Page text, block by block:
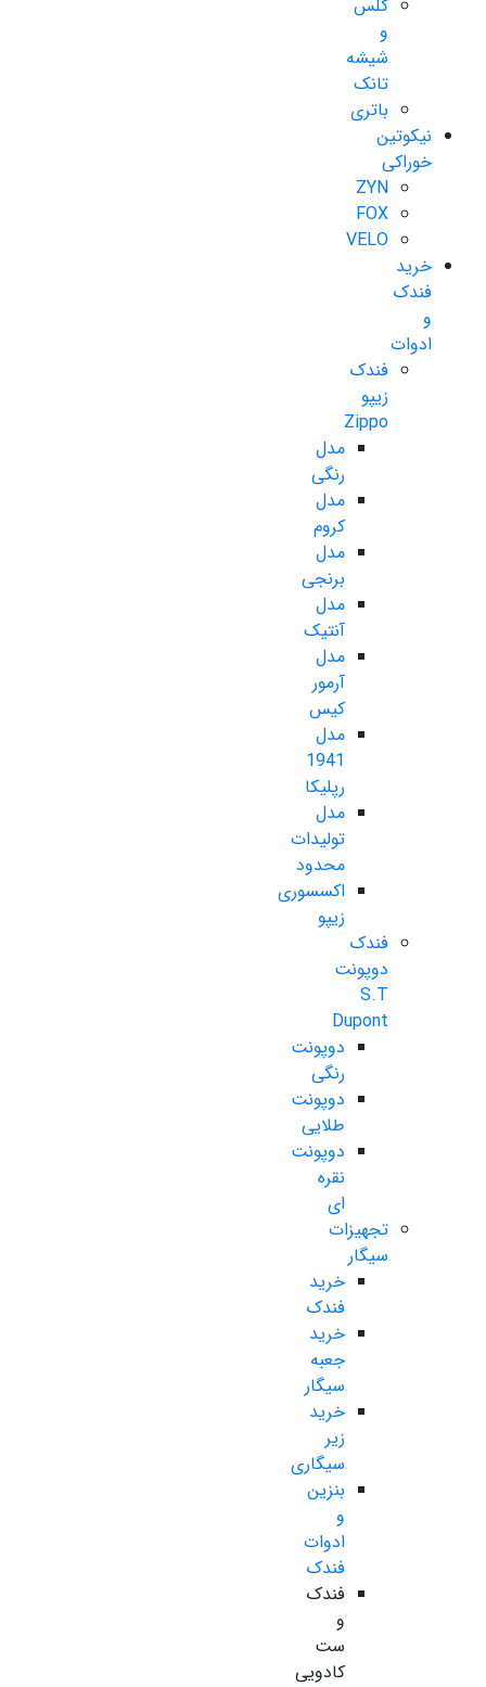
گلس
و
شیشه
تانک
باتری
نیکوتین
خوراکی
ZYN
FOX
VELO
خرید
فندک
و
ادوات
فندک
زیپو
Zippo
مدل
رنگی
مدل
کروم
مدل
برنجی
مدل
آنتیک
مدل
آرمور
کیس
مدل
1941
رپلیکا
مدل
تولیدات
محدود
اکسسوری
زیپو
فندک
دوپونت
S.T
Dupont
دوپونت
رنگی
دوپونت
طلایی
دوپونت
نقره
ای
تجهیزات
سیگار
خرید
فندک
خرید
جعبه
سیگار
خرید
زیر
سیگاری
بنزین
و
ادوات
فندک
فندک
و
ست
کادویی